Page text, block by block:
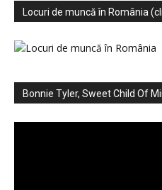
Locuri de muncă în România
Bonnie Tyler, Sweet Child Of